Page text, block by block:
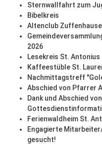
Sternwallfahrt zum
Bibelkreis
Altenclub
2026
Lesekreis St. Antonius
Kaffeestüble St.
Nachmittagstreff
Abschied von Pfarrer
Dank und Abschied
Ferienwaldheim St.
Engagierte
gesucht!